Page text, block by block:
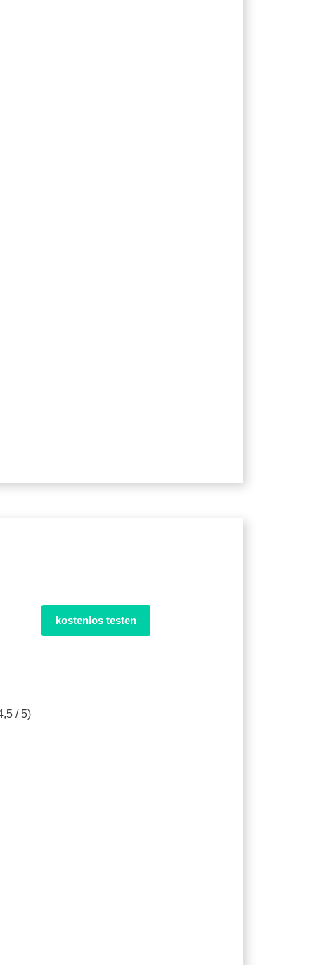
/ 5)
kostenlos testen